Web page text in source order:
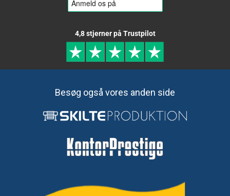
4,8 stjerner på Trustpilot
Besøg også vores anden side